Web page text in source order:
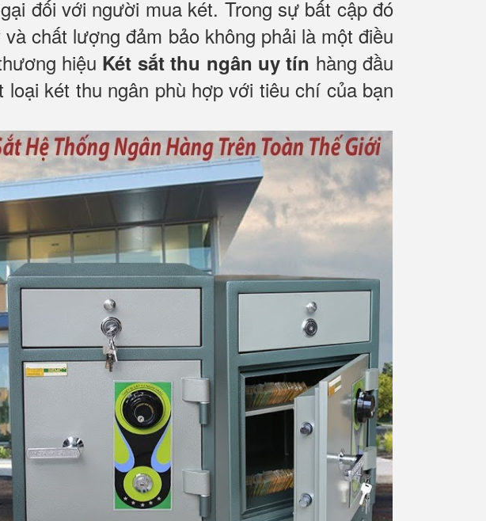
đối với người mua két. Trong sự bất cập đó
chất lượng đảm bảo không phải là một điều
hiệu Két sắt thu ngân uy tín hàng đầu
két thu ngân phù hợp với tiêu chí của bạn